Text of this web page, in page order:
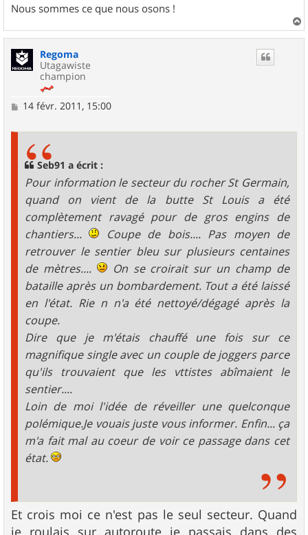
Nous sommes ce que nous osons !
a
Regoma
Utagawiste
champion
M14 févr. 2011, 15:00
Seb91 a écrit :
Pour information le secteur du rocher St Germain,
quand on vient de la butte St Louis a été
complètement ravagé pour de gros engins de
chantiers...
Coupe de bois.... Pas moyen de
retrouver le sentier bleu sur plusieurs centaines
de mètres....
On se croirait sur un champ de
bataille après un bombardement. Tout a été laissé
en l'état. Rie n n'a été nettoyé/dégagé après la
coupe.
Dire que je m'étais chauffé une fois sur ce
magnifique single avec un couple de joggers parce
qu'ils trouvaient que les vttistes abîmaient le
sentier....
Loin de moi l'idée de réveiller une quelconque
polémique.Je vouais juste vous informer. Enfin... ça
m'a fait mal au coeur de voir ce passage dans cet
état.
Et crois moi ce n'est pas le seul secteur. Quand